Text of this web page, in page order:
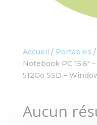
Accueil / Portables
Notebook PC 15.6″
512Go SSD –
Aucun